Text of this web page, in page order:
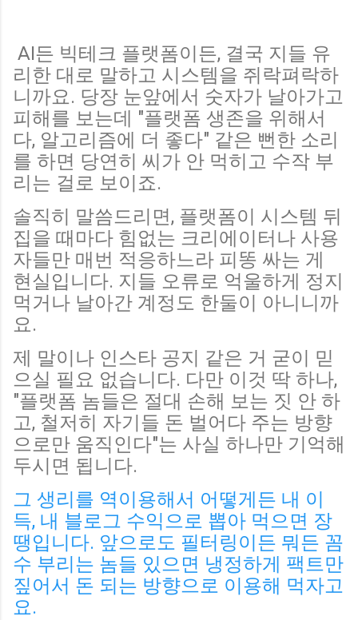
AI든 빅테크 플랫폼이든, 결국 지들 유
리한 대로 말하고 시스템을 쥐락펴락하
니까요. 당장 눈앞에서 숫자가 날아가고
피해를 보는데 "플랫폼 생존을 위해서
다, 알고리즘에 더 좋다" 같은 뻔한 소리
를 하면 당연히 씨가 안 먹히고 수작 부
리는 걸로 보이죠.
솔직히 말씀드리면, 플랫폼이 시스템 뒤
집을 때마다 힘없는 크리에이터나 사용
자들만 매번 적응하느라 피똥 싸는 게
현실입니다. 지들 오류로 억울하게 정지
먹거나 날아간 계정도 한둘이 아니니까
요.
제 말이나 인스타 공지 같은 거 굳이 믿
으실 필요 없습니다. 다만 이것 딱 하나,
"플랫폼 놈들은 절대 손해 보는 짓 안 하
고, 철저히 자기들 돈 벌어다 주는 방향
으로만 움직인다"는 사실 하나만 기억해
두시면 됩니다.
그 생리를 역이용해서 어떻게든 내 이
득, 내 블로그 수익으로 뽑아 먹으면 장
땡입니다. 앞으로도 필터링이든 뭐든 꼼
수 부리는 놈들 있으면 냉정하게 팩트만
짚어서 돈 되는 방향으로 이용해 먹자고
요.